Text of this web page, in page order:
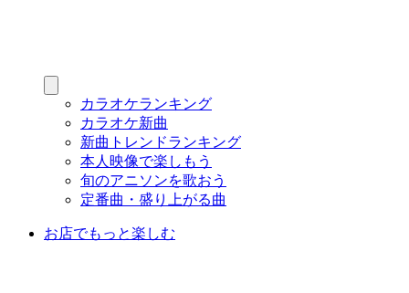
カラオケランキング
カラオケ新曲
新曲トレンドランキング
本人映像で楽しもう
旬のアニソンを歌おう
定番曲・盛り上がる曲
お店でもっと楽しむ